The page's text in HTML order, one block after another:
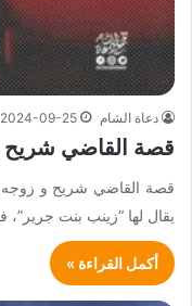
دعاة الشام 2024-09-25
قصة القاضي شريح
قصة القاضي شريح و زوجه
يقال لها “زينب بنت جرير”،
أكمل القراءة »